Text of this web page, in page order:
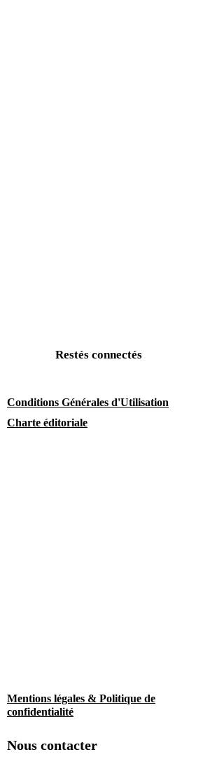
Restés connectés
Conditions Générales d'Utilisation
Charte éditoriale
Mentions légales & Politique de
confidentialité
Nous contacter